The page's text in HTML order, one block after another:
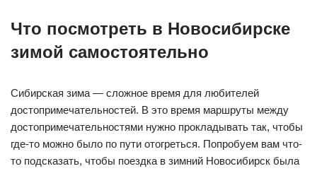
Что посмотреть в Новосибирске
зимой самостоятельно
Сибирская зима — сложное время для любителей
достопримечательностей. В это время маршруты между
достопримечательностями нужно прокладывать так, чтобы
где-то можно было по пути отогреться. Попробуем вам что-
то подсказать, чтобы поездка в зимний Новосибирск была